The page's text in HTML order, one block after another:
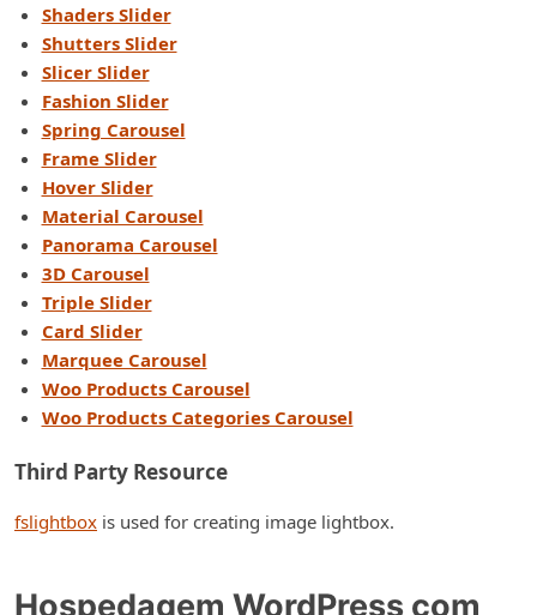
Hospedagem WordPress com
Shaders Slider
Shutters Slider
Slicer Slider
Fashion Slider
Spring Carousel
Frame Slider
Hover Slider
Material Carousel
Panorama Carousel
3D Carousel
Triple Slider
Card Slider
Marquee Carousel
Woo Products Carousel
Woo Products Categories Carousel
Third Party Resource
fslightbox is used for creating image lightbox.